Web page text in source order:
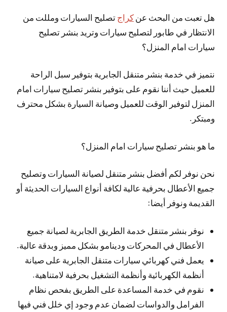
هل تعبت من البحث عن كراج تصليح السيارات ومللت من
الانتظار في طابور لتصليح سيارات وتريد بنشر تصليح
سيارات امام المنزل؟
نتميز في خدمة بنشر متنقل الجابرية بتوفير سبل الراحة
للعميل حيث أننا نقوم على بتوفير بنشر تصليح سيارات امام
المنزل لتوفير الوقت للعميل وصيانة السيارة بشكل محترف
ومبتكر.
ما هو بنشر تصليح سيارات امام المنزل؟
نحن نوفر لكم أفضل بنشر متنقل لصيانة السيارات وتصليح
جميع الأعطال بحرفية عالية لكافة أنواع السيارات الحديثة أو
القديمة ونوفر أيضا:
نوفر بنشر متنقل خدمة الطريق الجابرية لصيانة جميع
الأعطال في المحركات ودينامو بشكل مميز وبدقة عالية.
يعمل فني كهربائي سيارات متنقل الجابرية على صيانة
أنظمة الكهربائية وأنظمة التشغيل بحرفية لامتناهية.
نقوم في خدمة المساعدة على الطريق بفحص نظام
الفرامل والدواسات لضمان عدم وجود إي خلل فني فيها